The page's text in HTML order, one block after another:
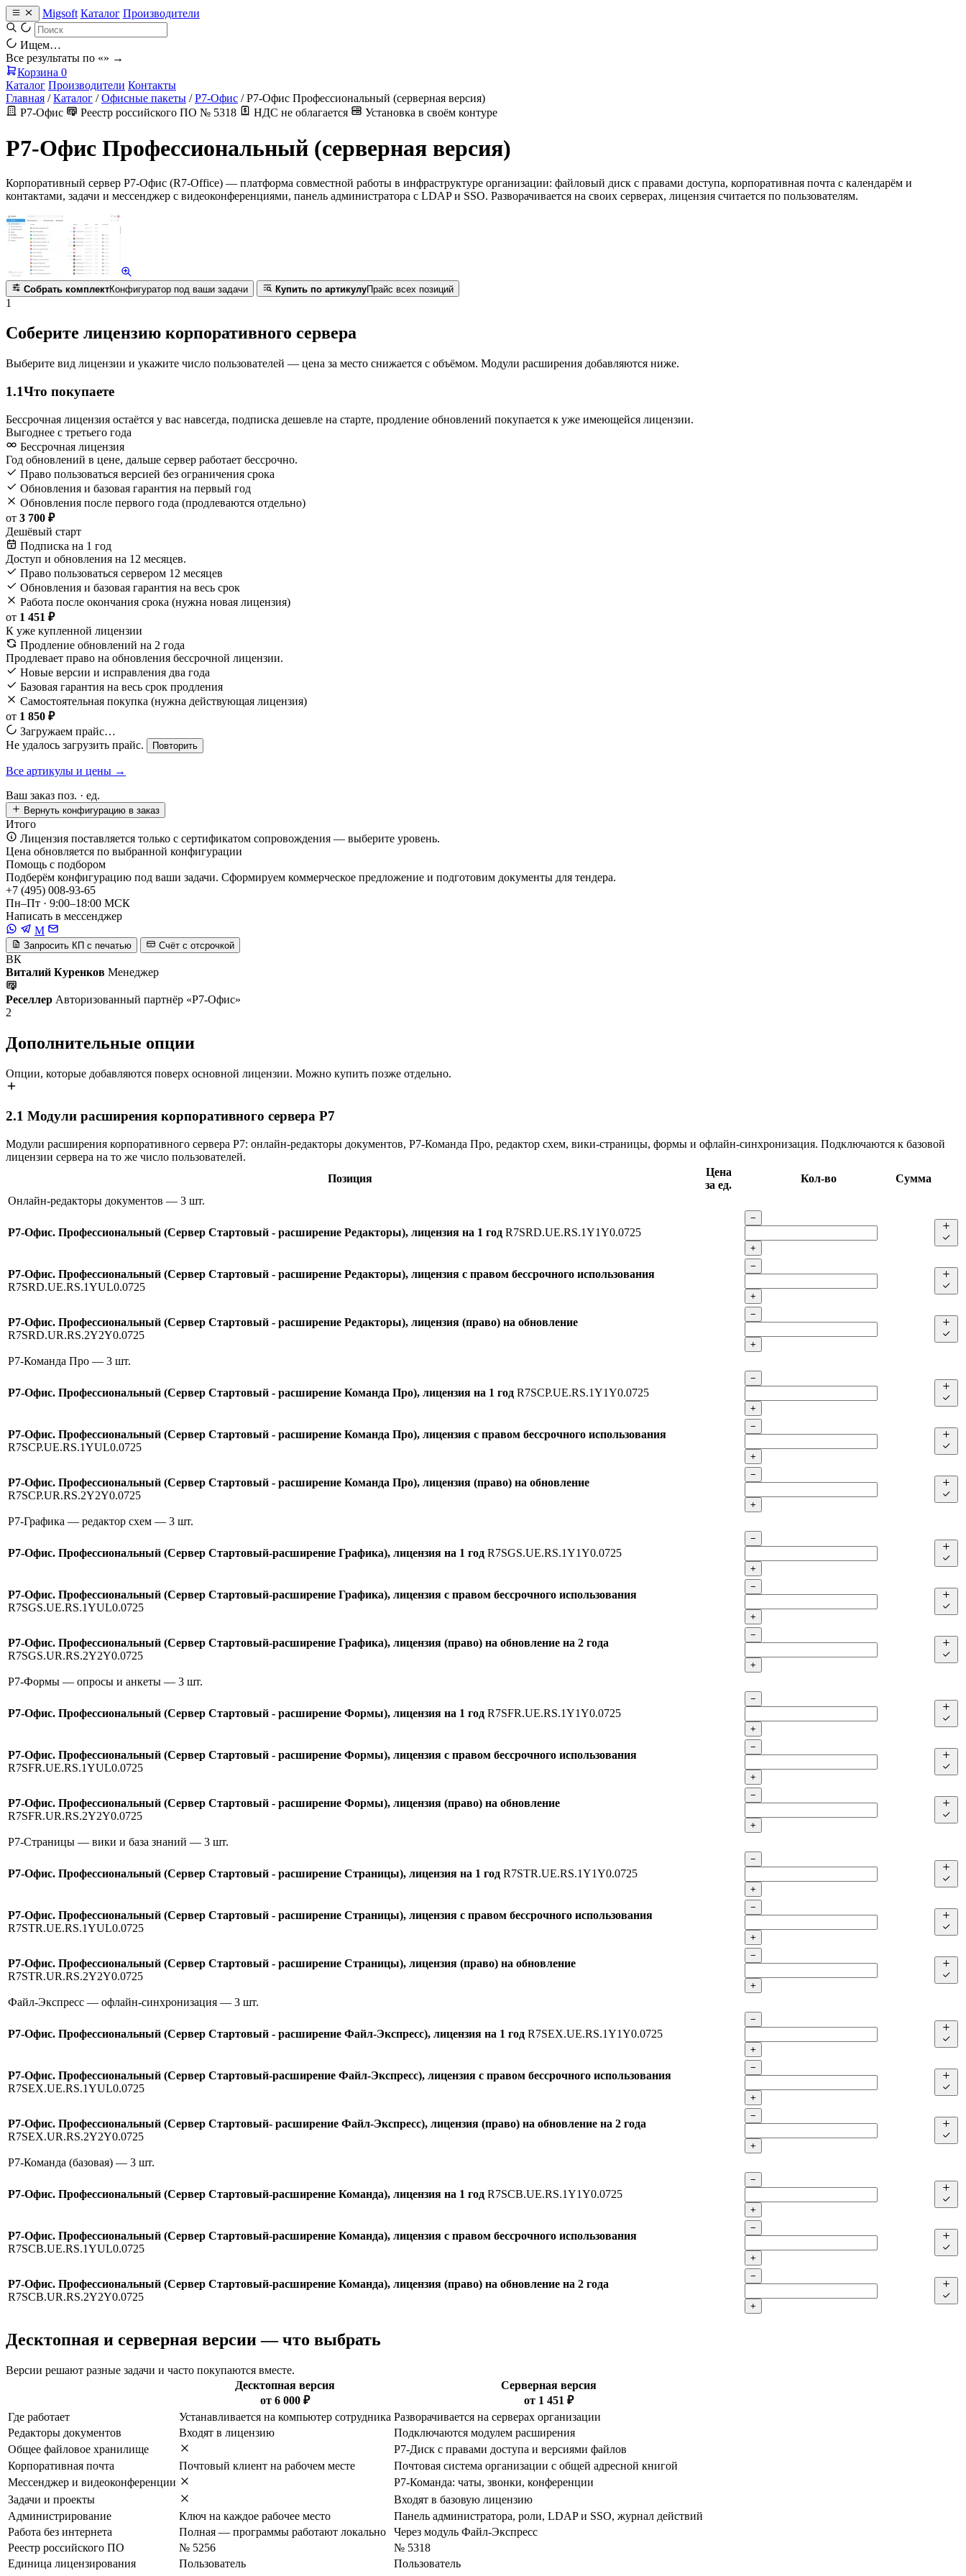
Migsoft Каталог Производители
Ищем…
Все результаты по «» →
Корзина 0
Каталог Производители Контакты
Главная / Каталог / Офисные пакеты / Р7-Офис / Р7-Офис Профессиональный (серверная версия)
Р7-Офис
Реестр российского ПО № 5318 НДС не облагается Установка в своём контуре
Р7-Офис Профессиональный (серверная версия)
Корпоративный сервер Р7-Офис (R7-Office) — платформа совместной работы в инфраструктуре организации: файловый диск с правами доступа, корпоративная почта с календарём и
контактами, задачи и мессенджер с видеоконференциями, панель администратора с LDAP и SSO. Разворачивается на своих серверах, лицензия считается по пользователям.
Собрать комплектКонфигуратор под ваши задачи Купить по артикулуПрайс всех позиций
1
Соберите лицензию корпоративного сервера
Выберите вид лицензии и укажите число пользователей — цена за место снижается с объёмом. Модули расширения добавляются ниже.
1.1Что покупаете
Бессрочная лицензия остаётся у вас навсегда, подписка дешевле на старте, продление обновлений покупается к уже имеющейся лицензии.
Выгоднее с третьего года
Бессрочная лицензия
Год обновлений в цене, дальше сервер работает бессрочно.
Право пользоваться версией без ограничения срока
Обновления и базовая гарантия на первый год
Обновления после первого года (продлеваются отдельно)
от 3 700 ₽
Дешёвый старт
Подписка на 1 год
Доступ и обновления на 12 месяцев.
Право пользоваться сервером 12 месяцев
Обновления и базовая гарантия на весь срок
Работа после окончания срока (нужна новая лицензия)
от 1 451 ₽
К уже купленной лицензии
Продление обновлений на 2 года
Продлевает право на обновления бессрочной лицензии.
Новые версии и исправления два года
Базовая гарантия на весь срок продления
Самостоятельная покупка (нужна действующая лицензия)
от 1 850 ₽
Загружаем прайс…
Не удалось загрузить прайс.
Повторить
Все артикулы и цены →
Ваш заказ поз. · ед.
Вернуть конфигурацию в заказ
Итого
Лицензия поставляется только с сертификатом сопровождения — выберите уровень.
Цена обновляется по выбранной конфигурации
Помощь с подбором
Подберём конфигурацию под ваши задачи. Сформируем коммерческое предложение и подготовим документы для тендера.
+7 (495) 008-93-65
Пн–Пт · 9:00–18:00 МСК
Написать в мессенджер
M
Запросить КП с печатью Счёт с отсрочкой
ВК
Виталий Куренков Менеджер
Реселлер Авторизованный партнёр «Р7-Офис»
2
Дополнительные опции
Опции, которые добавляются поверх основной лицензии. Можно купить позже отдельно.
2.1 Модули расширения корпоративного сервера Р7
Модули расширения корпоративного сервера Р7: онлайн-редакторы документов, Р7-Команда Про, редактор схем, вики-страницы, формы и офлайн-синхронизация. Подключаются к базовой
лицензии сервера на то же число пользователей.
Позиция
Цена
за ед.
Кол-во
Сумма
Онлайн-редакторы документов — 3 шт.
Р7-Офис. Профессиональный (Сервер Стартовый - расширение Редакторы), лицензия на 1 год R7SRD.UE.RS.1Y1Y0.0725
−
+
Р7-Офис. Профессиональный (Сервер Стартовый - расширение Редакторы), лицензия с правом бессрочного использования
R7SRD.UE.RS.1YUL0.0725
−
+
Р7-Офис. Профессиональный (Сервер Стартовый - расширение Редакторы), лицензия (право) на обновление
R7SRD.UR.RS.2Y2Y0.0725
−
+
Р7-Команда Про — 3 шт.
Р7-Офис. Профессиональный (Сервер Стартовый - расширение Команда Про), лицензия на 1 год R7SCP.UE.RS.1Y1Y0.0725
−
+
Р7-Офис. Профессиональный (Сервер Стартовый - расширение Команда Про), лицензия с правом бессрочного использования
R7SCP.UE.RS.1YUL0.0725
−
+
Р7-Офис. Профессиональный (Сервер Стартовый - расширение Команда Про), лицензия (право) на обновление
R7SCP.UR.RS.2Y2Y0.0725
−
+
Р7-Графика — редактор схем — 3 шт.
Р7-Офис. Профессиональный (Сервер Стартовый-расширение Графика), лицензия на 1 год R7SGS.UE.RS.1Y1Y0.0725
−
+
Р7-Офис. Профессиональный (Сервер Стартовый-расширение Графика), лицензия с правом бессрочного использования
R7SGS.UE.RS.1YUL0.0725
−
+
Р7-Офис. Профессиональный (Сервер Стартовый-расширение Графика), лицензия (право) на обновление на 2 года
R7SGS.UR.RS.2Y2Y0.0725
−
+
Р7-Формы — опросы и анкеты — 3 шт.
Р7-Офис. Профессиональный (Сервер Стартовый - расширение Формы), лицензия на 1 год R7SFR.UE.RS.1Y1Y0.0725
−
+
Р7-Офис. Профессиональный (Сервер Стартовый - расширение Формы), лицензия с правом бессрочного использования
R7SFR.UE.RS.1YUL0.0725
−
+
Р7-Офис. Профессиональный (Сервер Стартовый - расширение Формы), лицензия (право) на обновление
R7SFR.UR.RS.2Y2Y0.0725
−
+
Р7-Страницы — вики и база знаний — 3 шт.
Р7-Офис. Профессиональный (Сервер Стартовый - расширение Страницы), лицензия на 1 год R7STR.UE.RS.1Y1Y0.0725
−
+
Р7-Офис. Профессиональный (Сервер Стартовый - расширение Страницы), лицензия с правом бессрочного использования
R7STR.UE.RS.1YUL0.0725
−
+
Р7-Офис. Профессиональный (Сервер Стартовый - расширение Страницы), лицензия (право) на обновление
R7STR.UR.RS.2Y2Y0.0725
−
+
Файл-Экспресс — офлайн-синхронизация — 3 шт.
Р7-Офис. Профессиональный (Сервер Стартовый - расширение Файл-Экспресс), лицензия на 1 год R7SEX.UE.RS.1Y1Y0.0725
−
+
Р7-Офис. Профессиональный (Сервер Стартовый-расширение Файл-Экспресс), лицензия с правом бессрочного использования
R7SEX.UE.RS.1YUL0.0725
−
+
Р7-Офис. Профессиональный (Сервер Стартовый- расширение Файл-Экспресс), лицензия (право) на обновление на 2 года
R7SEX.UR.RS.2Y2Y0.0725
−
+
Р7-Команда (базовая) — 3 шт.
Р7-Офис. Профессиональный (Сервер Стартовый-расширение Команда), лицензия на 1 год R7SCB.UE.RS.1Y1Y0.0725
−
+
Р7-Офис. Профессиональный (Сервер Стартовый-расширение Команда), лицензия с правом бессрочного использования
R7SCB.UE.RS.1YUL0.0725
−
+
Р7-Офис. Профессиональный (Сервер Стартовый-расширение Команда), лицензия (право) на обновление на 2 года
R7SCB.UR.RS.2Y2Y0.0725
−
+
Десктопная и серверная версии — что выбрать
Версии решают разные задачи и часто покупаются вместе.
Десктопная версия
от 6 000 ₽
Серверная версия
от 1 451 ₽
Где работает
Устанавливается на компьютер сотрудника Разворачивается на серверах организации
Редакторы документов
Входят в лицензию
Подключаются модулем расширения
Общее файловое хранилище
Р7-Диск с правами доступа и версиями файлов
Корпоративная почта
Почтовый клиент на рабочем месте
Почтовая система организации с общей адресной книгой
Мессенджер и видеоконференции
Р7-Команда: чаты, звонки, конференции
Задачи и проекты
Входят в базовую лицензию
Администрирование
Ключ на каждое рабочее место
Панель администратора, роли, LDAP и SSO, журнал действий
Работа без интернета
Полная — программы работают локально
Через модуль Файл-Экспресс
Реестр российского ПО
№ 5256
№ 5318
Единица лицензирования
Пользователь Пользователь